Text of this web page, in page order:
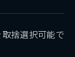
捨選択可能で